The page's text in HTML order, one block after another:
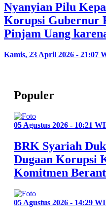
Nyanyian Pilu
Korupsi Gubernur
Pinjam Uang
Kamis, 23 April 2026 - 21:07
Populer
05 Agustus 2026 - 10:21
BRK Syariah
Dugaan Korupsi
Komitmen
05 Agustus 2026 - 14:29